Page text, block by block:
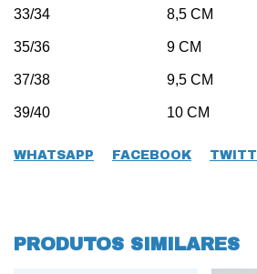
33/34 8,5
35/36 9
37/38 9,5
39/40 10 CM
WHATSAPP FACEBOOK
PRODUTOS SIMILARES